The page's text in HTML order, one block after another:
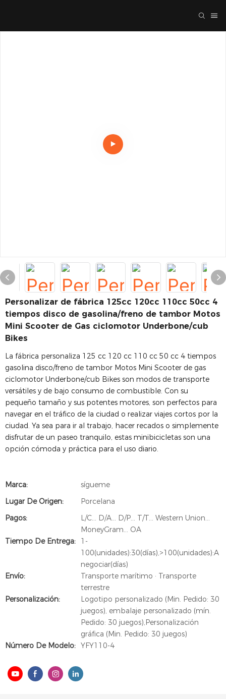
Personalizar de fábrica 125cc 120cc 110cc 50cc 4
tiempos disco de gasolina/freno de tambor Motos
Mini Scooter de Gas ciclomotor Underbone/cub
Bikes
La fábrica personaliza 125 cc 120 cc 110 cc 50 cc 4 tiempos
gasolina disco/freno de tambor Motos Mini Scooter de gas
ciclomotor Underbone/cub Bikes son modos de transporte
versátiles y de bajo consumo de combustible. Con su
pequeño tamaño y sus potentes motores, son perfectos para
navegar en el tráfico de la ciudad o realizar viajes cortos por la
ciudad. Ya sea para ir al trabajo, hacer recados o simplemente
disfrutar de un paseo tranquilo, estas minibicicletas son una
opción cómoda y práctica para el uso diario.
Marca:
sígueme
Lugar De Origen:
Porcelana
Pagos:
L/C... D/A... D/P... T/T... Western Union...
MoneyGram... OA
Tiempo De Entrega:
1-
100(unidades):30(días),>100(unidades):A
negociar(días)
Envío:
Transporte marítimo · Transporte
terrestre
Personalización:
Logotipo personalizado (Min. Pedido: 30
juegos), embalaje personalizado (mín.
Pedido: 30 juegos),Personalización
gráfica (Min. Pedido: 30 juegos)
Número De Modelo: YFY110-4